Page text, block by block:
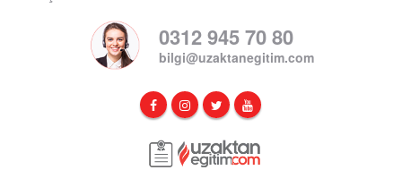
0312 945 70 80
bilgi@uzaktanegitim.com